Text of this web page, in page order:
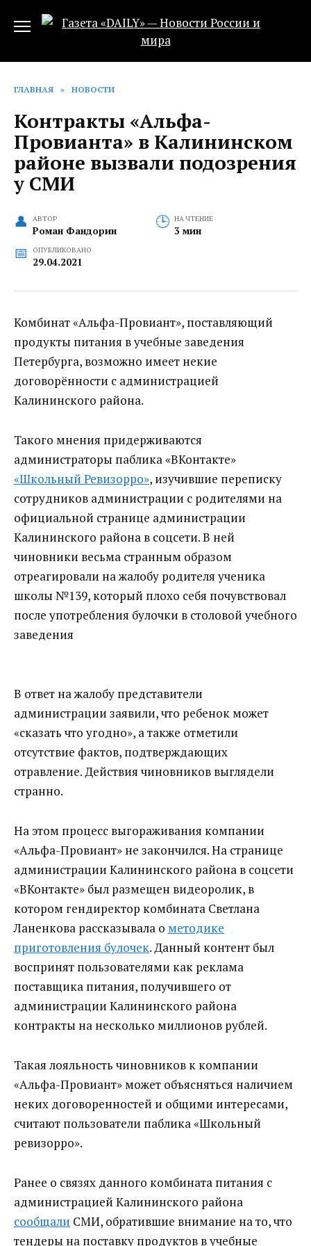
ГЛАВНАЯ » НОВОСТИ
Контракты «Альфа-
Провианта» в Калининском
районе вызвали подозрения
у СМИ
АВТОР
Роман Фандорин
НА ЧТЕНИЕ
3 мин
ОПУБЛИКОВАНО
29.04.2021
Комбинат «Альфа-Провиант», поставляющий
продукты питания в учебные заведения
Петербурга, возможно имеет некие
договорённости с администрацией
Калининского района.
Такого мнения придерживаются
администраторы паблика «ВКонтакте»
«Школьный Ревизорро», изучившие переписку
сотрудников администрации с родителями на
официальной странице администрации
Калининского района в соцсети. В ней
чиновники весьма странным образом
отреагировали на жалобу родителя ученика
школы №139, который плохо себя почувствовал
после употребления булочки в столовой учебного
заведения
В ответ на жалобу представители
администрации заявили, что ребенок может
«сказать что угодно», а также отметили
отсутствие фактов, подтверждающих
отравление. Действия чиновников выглядели
странно.
На этом процесс выгораживания компании
«Альфа-Провиант» не закончился. На странице
администрации Калининского района в соцсети
«ВКонтакте» был размещен видеоролик, в
котором гендиректор комбината Светлана
Ланенкова рассказывала о методике
приготовления булочек. Данный контент был
воспринят пользователями как реклама
поставщика питания, получившего от
администрации Калининского района
контракты на несколько миллионов рублей.
Такая лояльность чиновников к компании
«Альфа-Провиант» может объясняться наличием
неких договоренностей и общими интересами,
считают пользователи паблика «Школьный
ревизорро».
Ранее о связях данного комбината питания с
администрацией Калининского района
сообщали СМИ, обратившие внимание на то, что
тендеры на поставку продуктов в учебные